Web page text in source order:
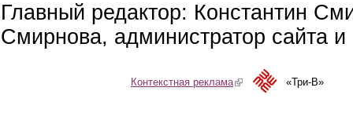
Главный редактор: Константин
Смирнова, администратор сайта
Контекстная реклама(link is external)«Три-В»